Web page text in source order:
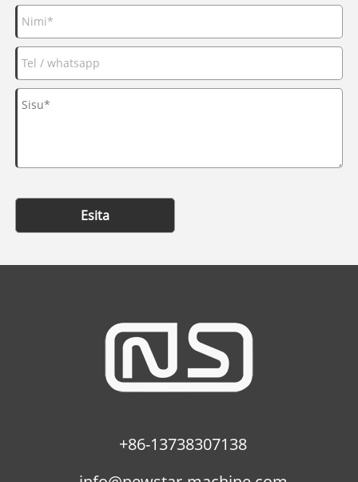
Esita
+86-13738307138